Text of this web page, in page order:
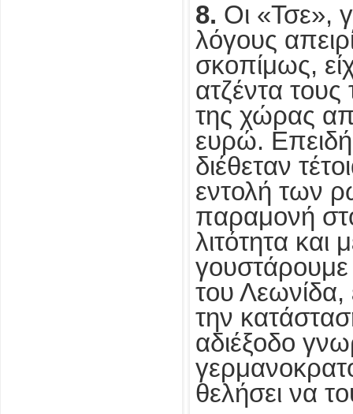
8. Οι «Τσε»,
λόγους
σκοπίμως,
ατζέντα
της χώρας
ευρώ.
διέθεταν
εντολή των
παραμονή
λιτότητα και
γουστάρουμε
του
την
αδιέξοδο
θελήσει να